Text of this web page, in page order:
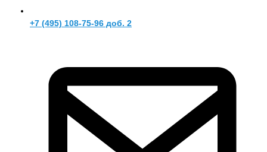
+7 (495) 108-75-96 доб. 2